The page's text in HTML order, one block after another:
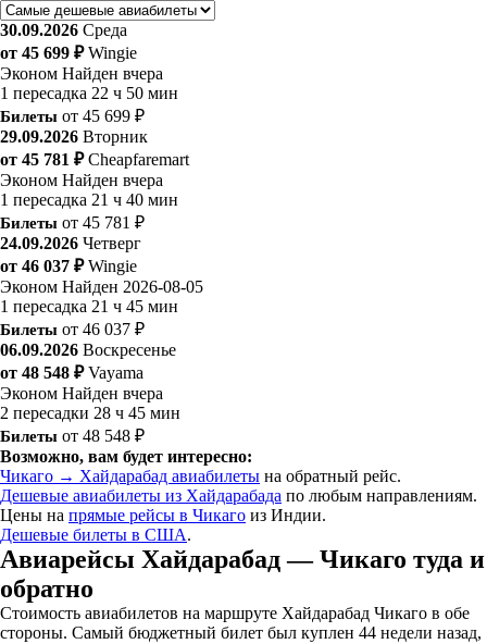
30.09.2026 Среда
от 45 699 ₽ Wingie
Эконом Найден вчера
1 пересадка 22 ч 50 мин
Билеты от 45 699 ₽
29.09.2026 Вторник
от 45 781 ₽ Cheapfaremart
Эконом Найден вчера
1 пересадка 21 ч 40 мин
Билеты от 45 781 ₽
24.09.2026 Четверг
от 46 037 ₽ Wingie
Эконом Найден 2026-08-05
1 пересадка 21 ч 45 мин
Билеты от 46 037 ₽
06.09.2026 Воскресенье
от 48 548 ₽ Vayama
Эконом Найден вчера
2 пересадки 28 ч 45 мин
Билеты от 48 548 ₽
Возможно, вам будет интересно:
Чикаго → Хайдарабад авиабилеты на обратный рейс.
Дешевые авиабилеты из Хайдарабада по любым направлениям.
Цены на прямые рейсы в Чикаго из Индии.
Дешевые билеты в США.
Авиарейсы Хайдарабад — Чикаго туда и
обратно
Стоимость авиабилетов на маршруте Хайдарабад Чикаго в обе
стороны. Самый бюджетный билет был куплен 44 недели назад,